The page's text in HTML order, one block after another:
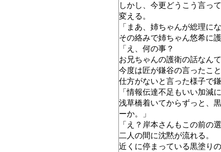
しかし、今更どうこう言っ
変える。
「まあ、姉ちゃんが総理に
その絡みで姉ちゃん悠希に
「え、何の事？
お兄ちゃんの護衛の話なん
今度は匠が鎌谷の言ったこ
仕方がないと言った様子で
「情報伝達不足もいい加減
浅草橋着いてからずっと、
ーか。」
「え？岸本さんもこの前の
二人の間に沈黙が流れる。
近くに停まっている黒塗り